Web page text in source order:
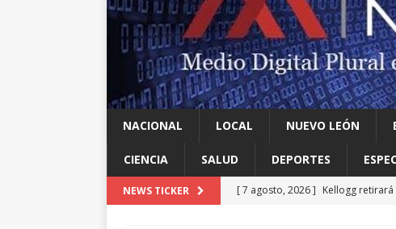
NACIONAL LOCAL NUEVO LEÓN
CIENCIA SALUD DEPORTES
NEWS TICKER [ 7 agosto, 2026 ] Kellogg